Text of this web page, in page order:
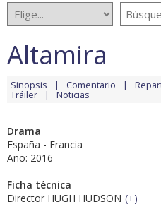
Altamira
Sinopsis Comentario
Tráiler Noticias
Drama
España - Francia
Año: 2016
Ficha técnica
Director HUGH HUDSON (+)